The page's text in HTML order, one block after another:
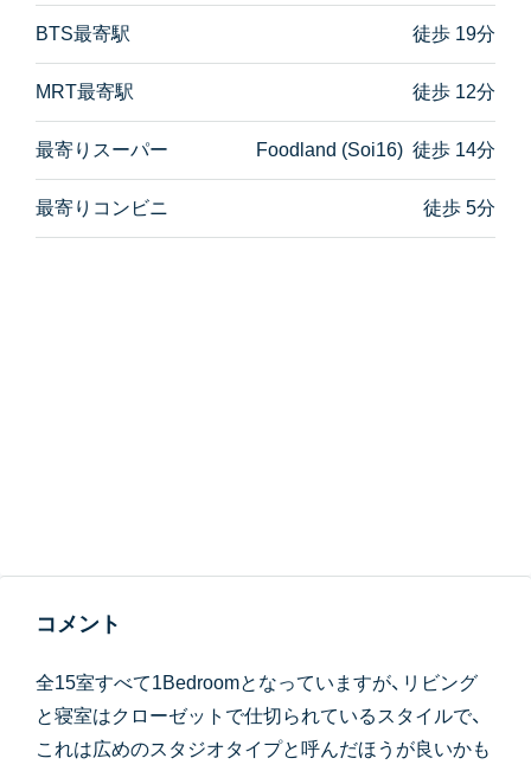
BTS最寄駅 徒歩 19分
MRT最寄駅 徒歩 12分
最寄りスーパー Foodland (Soi16) 徒歩 14分
最寄りコンビニ 徒歩 5分
コメント
全15室すべて1Bedroomとなっていますが、リビング
と寝室はクローゼットで仕切られているスタイルで、
これは広めのスタジオタイプと呼んだほうが良いかも